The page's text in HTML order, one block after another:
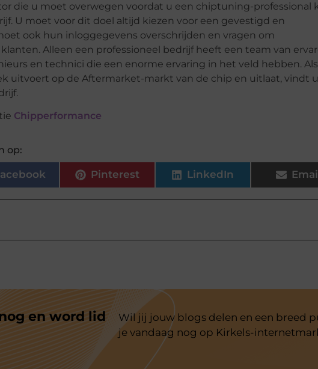
die u moet overwegen voordat u een chiptuning-professional
U moet voor dit doel altijd kiezen voor een gevestigd en
ook hun inloggegevens overschrijden en vragen om
Alleen een professioneel bedrijf heeft een team van
en technici die een enorme ervaring in het veld hebben.
uitvoert op de Aftermarket-markt van de chip en uitlaat, vindt u
Chipperformance
op:
Pinterest LinkedIn Email
en word lid
Wil jij jouw blogs delen en een breed
je vandaag nog op Kirkels-